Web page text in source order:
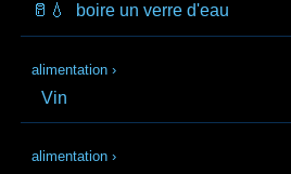
🥛💧 boire un verre d'eau
alimentation ›
Vin
alimentation ›